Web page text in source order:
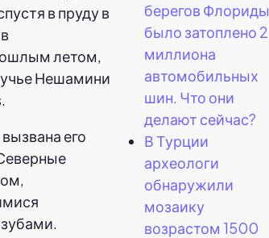
в пруду в
летом,
Нешамини
его
берегов Флориды
было затоплено 2
миллиона
автомобильных
шин. Что они
делают сейчас?
В Турции
археологи
обнаружили
мозаику
возрастом 1500